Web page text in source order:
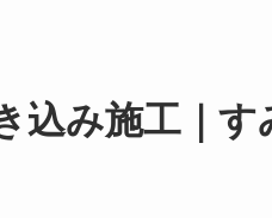
込み施工｜す